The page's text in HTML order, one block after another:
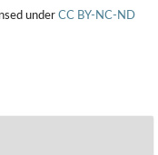
under CC BY-NC-ND